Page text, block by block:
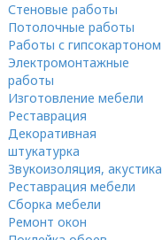
Стеновые работы
Потолочные работы
Работы с гипсокартоном
Электромонтажные
работы
Изготовление мебели
Реставрация
Декоративная
штукатурка
Звукоизоляция, акустика
Реставрация мебели
Сборка мебели
Ремонт окон